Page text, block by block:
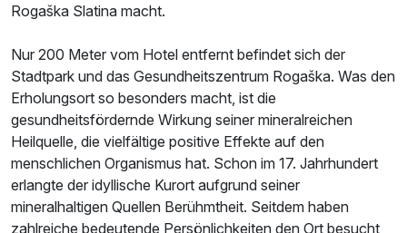
Rogaška Slatina macht.
Nur 200 Meter vom Hotel entfernt befindet sich der
Stadtpark und das Gesundheitszentrum Rogaška. Was den
Erholungsort so besonders macht, ist die
gesundheitsfördernde Wirkung seiner mineralreichen
Heilquelle, die vielfältige positive Effekte auf den
menschlichen Organismus hat. Schon im 17. Jahrhundert
erlangte der idyllische Kurort aufgrund seiner
mineralhaltigen Quellen Berühmtheit. Seitdem haben
zahlreiche bedeutende Persönlichkeiten den Ort besucht